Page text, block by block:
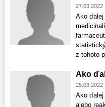
27.03.2022
Ako ďalej
z tohoto
Ako
25.03.2022
Ako ďalej
alebo